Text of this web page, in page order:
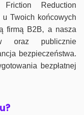
Reduction
Twoich końcowych
firmą B2B, a nasza
oraz publicznie
bezpieczeństwa.
bezpłatnej